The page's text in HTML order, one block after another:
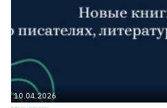
10.04.2026